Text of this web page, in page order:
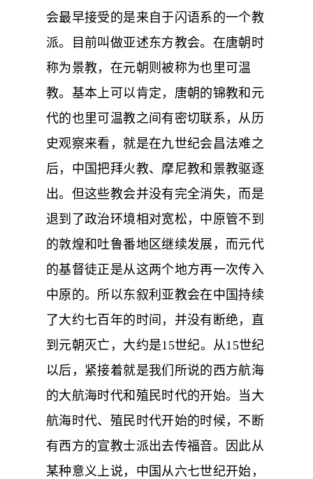
会最早接受的是来自于闪语系的一个教
派。目前叫做亚述东方教会。在唐朝时
称为景教，在元朝则被称为也里可温
教。基本上可以肯定，唐朝的锦教和元
代的也里可温教之间有密切联系，从历
史观察来看，就是在九世纪会昌法难之
后，中国把拜火教、摩尼教和景教驱逐
出。但这些教会并没有完全消失，而是
退到了政治环境相对宽松，中原管不到
的敦煌和吐鲁番地区继续发展，而元代
的基督徒正是从这两个地方再一次传入
中原的。所以东叙利亚教会在中国持续
了大约七百年的时间，并没有断绝，直
到元朝灭亡，大约是15世纪。从15世纪
以后，紧接着就是我们所说的西方航海
的大航海时代和殖民时代的开始。当大
航海时代、殖民时代开始的时候，不断
有西方的宣教士派出去传福音。因此从
某种意义上说，中国从六七世纪开始，